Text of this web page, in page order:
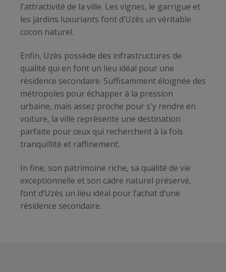
l'attractivité de la ville. Les vignes, le garrigue et
les jardins luxuriants font d’Uzès un véritable
cocon naturel.
Enfin, Uzès possède des infrastructures de
qualité qui en font un lieu idéal pour une
résidence secondaire. Suffisamment éloignée des
métropoles pour échapper à la pression
urbaine, mais assez proche pour s'y rendre en
voiture, la ville représente une destination
parfaite pour ceux qui recherchent à la fois
tranquillité et raffinement.
In fine, son patrimoine riche, sa qualité de vie
exceptionnelle et son cadre naturel préservé,
font d’Uzès un lieu idéal pour l’achat d’une
résidence secondaire.